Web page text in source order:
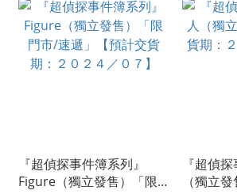
『超偵探事件簿系列』
Figure（獨立發售）「限
『超偵
（獨立